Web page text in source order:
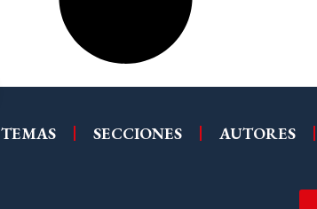
TEMAS SECCIONES AUTORES